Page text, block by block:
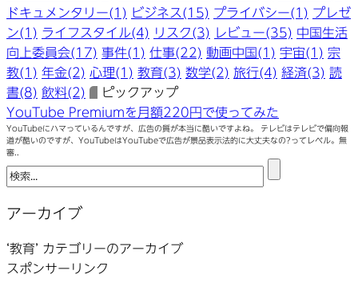
ドキュメンタリー(1) ビジネス(15) プライバシー(1) プレゼ
ン(1) ライフスタイル(4) リスク(3) レビュー(35) 中国生活
向上委員会(17) 事件(1) 仕事(22) 動画中国(1) 宇宙(1) 宗
教(1) 年金(2) 心理(1) 教育(3) 数学(2) 旅行(4) 経済(3) 読
書(8) 飲料(2)
ピックアップ
YouTube Premiumを月額220円で使ってみた
YouTubeにハマっているんですが、広告の質が本当に酷いですよね。 テレビはテレビで偏向報
道が酷いのですが、YouTubeはYouTubeで広告が景品表示法的に大丈夫なの?ってレベル。無
審..
アーカイブ
‘教育’ カテゴリーのアーカイブ
スポンサーリンク